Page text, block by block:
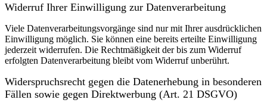
Widerruf Ihrer Einwilligung zur Datenverarbeitung
Viele Datenverarbeitungsvorgänge sind nur mit Ihrer ausdrücklichen
Einwilligung möglich. Sie können eine bereits erteilte Einwilligung
jederzeit widerrufen. Die Rechtmäßigkeit der bis zum Widerruf
erfolgten Datenverarbeitung bleibt vom Widerruf unberührt.
Widerspruchsrecht gegen die Datenerhebung in besonderen
Fällen sowie gegen Direktwerbung (Art. 21 DSGVO)